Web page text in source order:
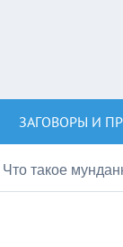
ЗАГОВОРЫ И
Что такое